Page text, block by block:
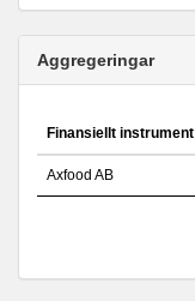
Aggregeringar
Finansiellt instrument
Axfood AB